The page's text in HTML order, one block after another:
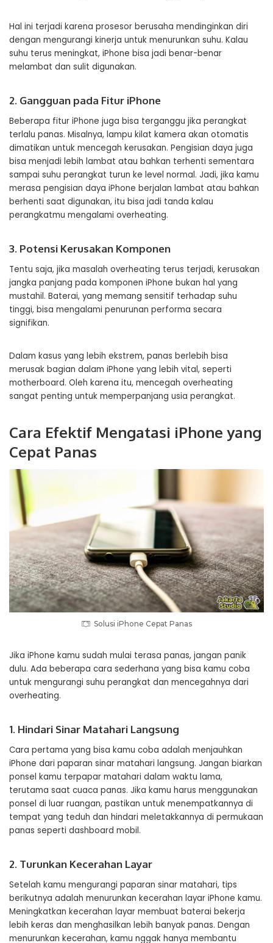
Hal ini terjadi karena prosesor berusaha mendinginkan diri
dengan mengurangi kinerja untuk menurunkan suhu. Kalau
suhu terus meningkat, iPhone bisa jadi benar-benar
melambat dan sulit digunakan.
2. Gangguan pada Fitur iPhone
Beberapa fitur iPhone juga bisa terganggu jika perangkat
terlalu panas. Misalnya, lampu kilat kamera akan otomatis
dimatikan untuk mencegah kerusakan. Pengisian daya juga
bisa menjadi lebih lambat atau bahkan terhenti sementara
sampai suhu perangkat turun ke level normal. Jadi, jika kamu
merasa pengisian daya iPhone berjalan lambat atau bahkan
berhenti saat digunakan, itu bisa jadi tanda kalau
perangkatmu mengalami overheating.
3. Potensi Kerusakan Komponen
Tentu saja, jika masalah overheating terus terjadi, kerusakan
jangka panjang pada komponen iPhone bukan hal yang
mustahil. Baterai, yang memang sensitif terhadap suhu
tinggi, bisa mengalami penurunan performa secara
signifikan.
Dalam kasus yang lebih ekstrem, panas berlebih bisa
merusak bagian dalam iPhone yang lebih vital, seperti
motherboard. Oleh karena itu, mencegah overheating
sangat penting untuk memperpanjang usia perangkat.
Cara Efektif Mengatasi iPhone yang
Cepat Panas
Solusi iPhone Cepat Panas
Jika iPhone kamu sudah mulai terasa panas, jangan panik
dulu. Ada beberapa cara sederhana yang bisa kamu coba
untuk mengurangi suhu perangkat dan mencegahnya dari
overheating.
1. Hindari Sinar Matahari Langsung
Cara pertama yang bisa kamu coba adalah menjauhkan
iPhone dari paparan sinar matahari langsung. Jangan biarkan
ponsel kamu terpapar matahari dalam waktu lama,
terutama saat cuaca panas. Jika kamu harus menggunakan
ponsel di luar ruangan, pastikan untuk menempatkannya di
tempat yang teduh dan hindari meletakkannya di permukaan
panas seperti dashboard mobil.
2. Turunkan Kecerahan Layar
Setelah kamu mengurangi paparan sinar matahari, tips
berikutnya adalah menurunkan kecerahan layar iPhone kamu.
Meningkatkan kecerahan layar membuat baterai bekerja
lebih keras dan menghasilkan lebih banyak panas. Dengan
menurunkan kecerahan, kamu nggak hanya membantu